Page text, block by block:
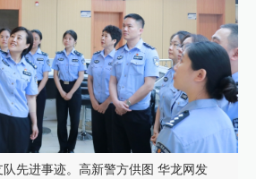
先进事迹。高新警方供图 华龙网发